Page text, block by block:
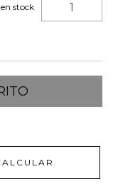
en stock